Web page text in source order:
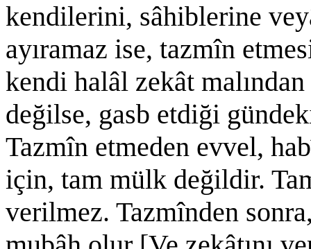
kendilerini, sâhiblerine
ayıramaz ise, tazmîn
kendi halâl zekât
değilse, gasb etdiği
Tazmîn etmeden evvel,
için, tam mülk değildir.
verilmez. Tazmînden